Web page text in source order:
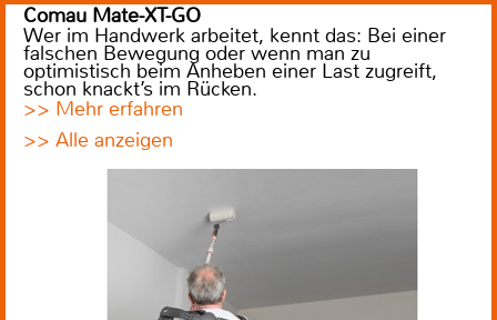
Comau Mate-XT-GO
Wer im Handwerk arbeitet, kennt das: Bei einer
falschen Bewegung oder wenn man zu
optimistisch beim Anheben einer Last zugreift,
schon knackt’s im Rücken.
>> Mehr erfahren
>> Alle anzeigen